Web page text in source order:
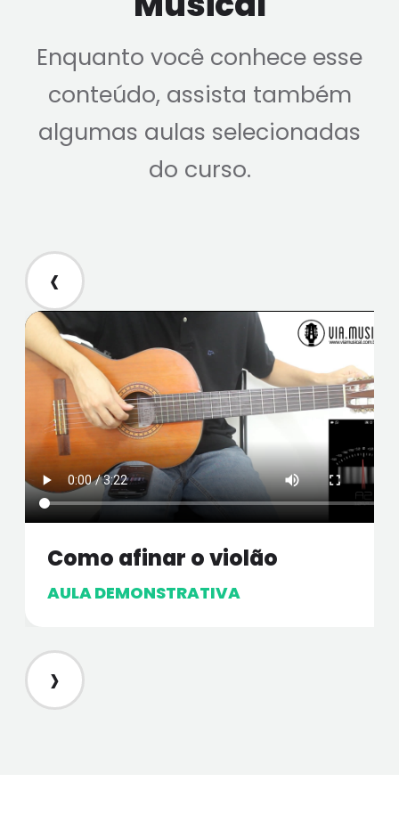
Enquanto você conhece esse
conteúdo, assista também
algumas aulas selecionadas
do curso.
‹
Como afinar o violão
AULA DEMONSTRATIVA
›